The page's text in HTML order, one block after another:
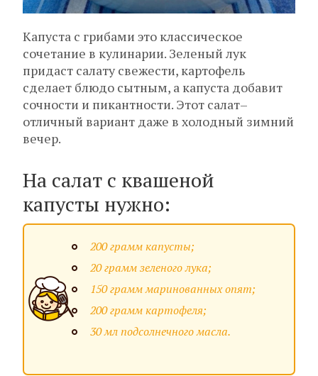
Капуста с грибами это классическое
сочетание в кулинарии. Зеленый лук
придаст салату свежести, картофель
сделает блюдо сытным, а капуста добавит
сочности и пикантности. Этот салат–
отличный вариант даже в холодный зимний
вечер.
На салат с квашеной
капусты нужно:
200 грамм капусты;
20 грамм зеленого лука;
150 грамм маринованных опят;
200 грамм картофеля;
30 мл подсолнечного масла.